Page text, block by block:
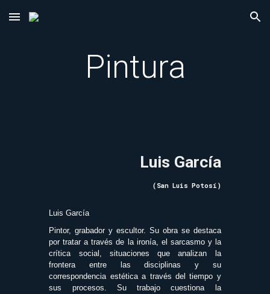
Skip to main content Skip to navigation
Pintura
Luis García
(San Luis Potosí)
Luis García
Pintor, grabador y escultor. Su obra se destaca
por tratar a través de la ironía, el sarcasmo y la
crítica social, situaciones que analizan la
frontera entre las disciplinas y su
correspondencia estética a través del tiempo y
sus procesos. Su trabajo cuestiona la